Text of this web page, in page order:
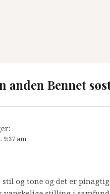
anden Bennet
9:37 am
og tone og det er